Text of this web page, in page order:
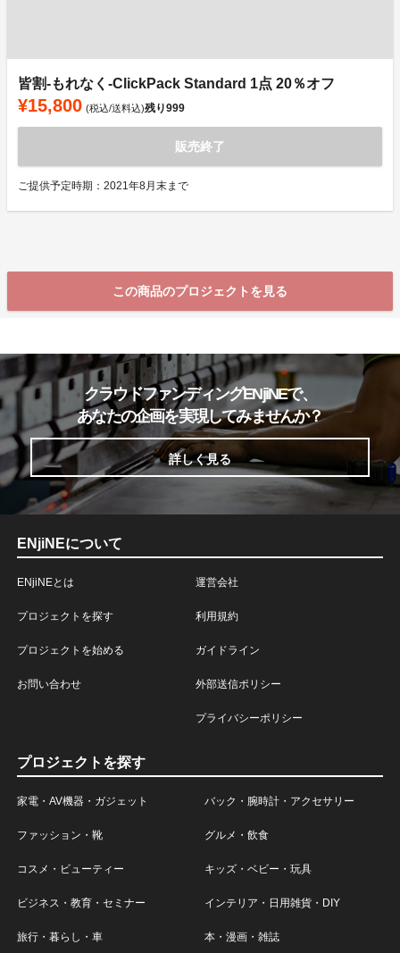
皆割-もれなく-ClickPack Standard 1点 20％オフ
¥15,800 (税込/送料込)残り999
販売終了
ご提供予定時期：2021年8月末まで
この商品のプロジェクトを見る
クラウドファンディングENjiNEで、
あなたの企画を実現してみませんか？
詳しく見る
ENjiNEについて
ENjiNEとは
プロジェクトを探す
プロジェクトを始める
お問い合わせ
運営会社
利用規約
ガイドライン
外部送信ポリシー
プライバシーポリシー
プロジェクトを探す
家電・AV機器・ガジェット バック・腕時計・アクセサリー
ファッション・靴 グルメ・飲食
コスメ・ビューティー キッズ・ベビー・玩具
ビジネス・教育・セミナー インテリア・日用雑貨・DIY
旅行・暮らし・車 本・漫画・雑誌